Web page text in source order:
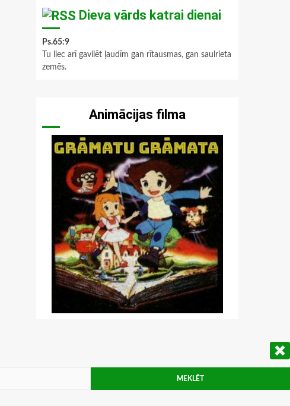
Dieva vārds katrai dienai
Ps.65:9
Tu liec arī gavilēt ļaudīm gan rītausmas, gan saulrieta
zemēs.
Animācijas filma